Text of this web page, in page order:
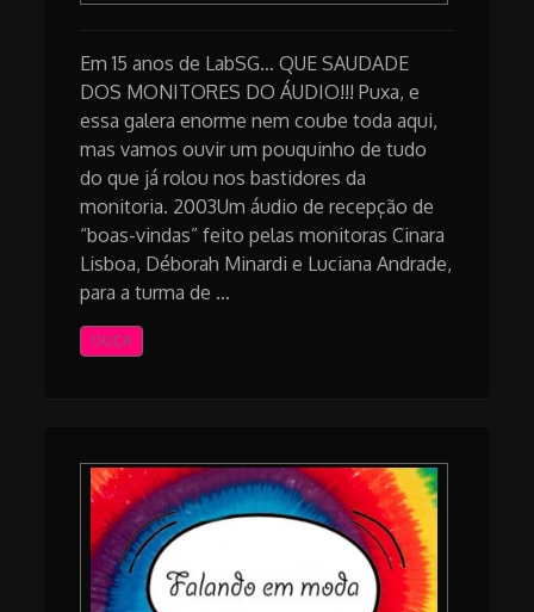
Em 15 anos de LabSG… QUE SAUDADE
DOS MONITORES DO ÁUDIO!!! Puxa, e
essa galera enorme nem coube toda aqui,
mas vamos ouvir um pouquinho de tudo
do que já rolou nos bastidores da
monitoria. 2003Um áudio de recepção de
“boas-vindas” feito pelas monitoras Cinara
Lisboa, Déborah Minardi e Luciana Andrade,
para a turma de …
OUÇA